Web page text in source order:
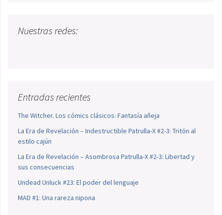
Nuestras redes:
Entradas recientes
The Witcher. Los cómics clásicos: Fantasía añeja
La Era de Revelación – Indestructible Patrulla-X #2-3: Tritón al
estilo cajún
La Era de Revelación – Asombrosa Patrulla-X #2-3: Libertad y
sus consecuencias
Undead Unluck #23: El poder del lenguaje
MAD #1: Una rareza nipona